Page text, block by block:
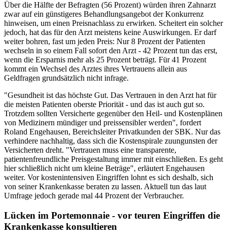
Über die Hälfte der Befragten (56 Prozent) würden ihren Zahnarzt
zwar auf ein günstigeres Behandlungsangebot der Konkurrenz
hinweisen, um einen Preisnachlass zu erwirken. Scheitert ein solcher
jedoch, hat das für den Arzt meistens keine Auswirkungen. Er darf
weiter bohren, fast um jeden Preis: Nur 8 Prozent der Patienten
wechseln in so einem Fall sofort den Arzt - 42 Prozent tun das erst,
wenn die Ersparnis mehr als 25 Prozent beträgt. Für 41 Prozent
kommt ein Wechsel des Arztes ihres Vertrauens allein aus
Geldfragen grundsätzlich nicht infrage.
"Gesundheit ist das höchste Gut. Das Vertrauen in den Arzt hat für
die meisten Patienten oberste Priorität - und das ist auch gut so.
Trotzdem sollten Versicherte gegenüber den Heil- und Kostenplänen
von Medizinern mündiger und preissensibler werden", fordert
Roland Engehausen, Bereichsleiter Privatkunden der SBK. Nur das
verhindere nachhaltig, dass sich die Kostenspirale zuungunsten der
Versicherten dreht. "Vertrauen muss eine transparente,
patientenfreundliche Preisgestaltung immer mit einschließen. Es geht
hier schließlich nicht um kleine Beträge", erläutert Engehausen
weiter. Vor kostenintensiven Eingriffen lohnt es sich deshalb, sich
von seiner Krankenkasse beraten zu lassen. Aktuell tun das laut
Umfrage jedoch gerade mal 44 Prozent der Verbraucher.
Lücken im Portemonnaie - vor teuren Eingriffen die
Krankenkasse konsultieren